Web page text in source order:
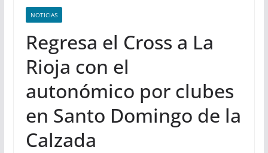
NOTICIAS
Regresa el Cross a La
Rioja con el
autonómico por clubes
en Santo Domingo de la
Calzada